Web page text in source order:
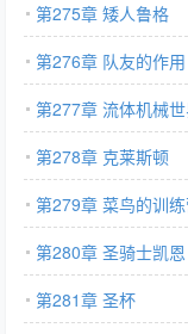
第275章 矮人鲁格
第276章 队友的作用
第277章 流体机械
第278章 克莱斯顿
第279章 菜鸟的训
第280章 圣骑士凯恩
第281章 圣杯